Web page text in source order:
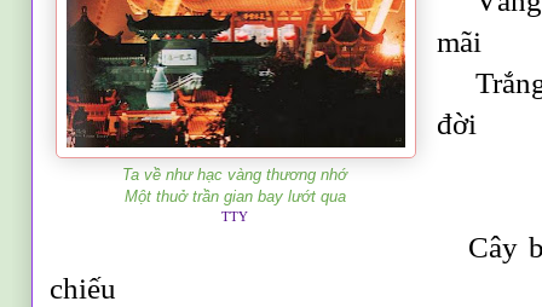
Ta về như hạc vàng thương nhớ
Một thuở trần gian bay lướt qua
TTY
mãi
đời
Cây
chiếu